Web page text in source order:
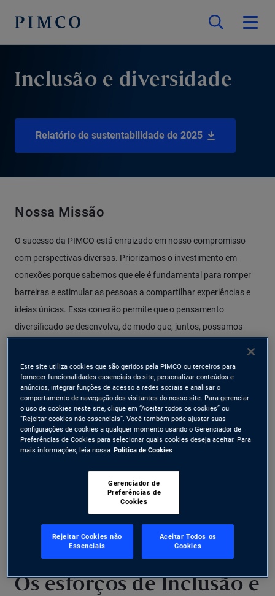
Inclusão e diversidade
Relatório de sustentabilidade de 2025
Nossa Missão
O sucesso da PIMCO está enraizado em nosso compromisso
com perspectivas diversas. Priorizamos o investimento em
conexões porque sabemos que ele é fundamental para romper
barreiras e estimular as pessoas a compartilhar experiências e
ideias únicas. Essa conexão permite que o pensamento
diversificado se desenvolva, de modo que, juntos, possamos
clientes e comunidades.
Os esforços de Inclusão e
Este site utiliza cookies que são geridos pela PIMCO ou terceiros para
fornecer funcionalidades essenciais do site, personalizar conteúdos e
anúncios, integrar funções de acesso a redes sociais e analisar o
comportamento de navegação dos visitantes do nosso site. Para gerenciar
o uso de cookies neste site, clique em “Aceitar todos os cookies” ou
“Rejeitar cookies não essenciais”. Você também pode ajustar suas
configurações de cookies a qualquer momento usando o Gerenciador de
Preferências de Cookies para selecionar quais cookies deseja aceitar. Para
mais informações, leia nossa Política de Cookies
Gerenciador de
Preferências de
Cookies
Rejeitar Cookies não
Essenciais
Aceitar Todos os
Cookies